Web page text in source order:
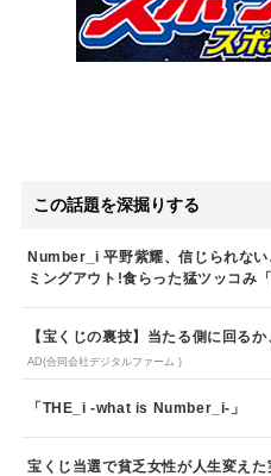
この話題を深掘りする
Number_i 平野紫耀、信じられな
ミングアウト!食らった猛ツッコみ
【宝くじの裏技】当たる側に回る
AD(合同会社デジタルファーム )
「THE_i -what is Number_i-」
宝くじ当選で貧乏女性が人生変えた